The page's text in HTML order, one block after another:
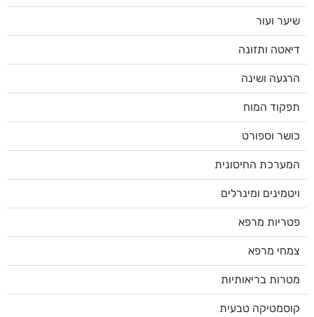
שיער ועור
דיאטה ותזונה
הרגעה ושינה
תפקוד המוח
כושר וספורט
המערכת החיסונית
ויטמינים ומינרלים
פטריות מרפא
צמחי מרפא
מטרות בריאותיות
קוסמטיקה טבעית